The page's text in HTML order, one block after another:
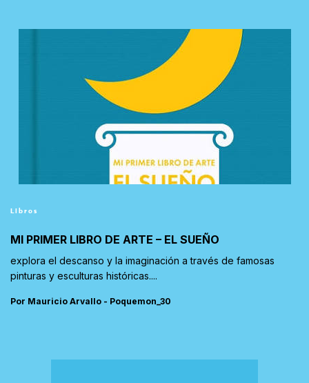
Libros
MI PRIMER LIBRO DE ARTE – EL SUEÑO
explora el descanso y la imaginación a través de famosas
pinturas y esculturas históricas....
Por Mauricio Arvallo - Poquemon_30